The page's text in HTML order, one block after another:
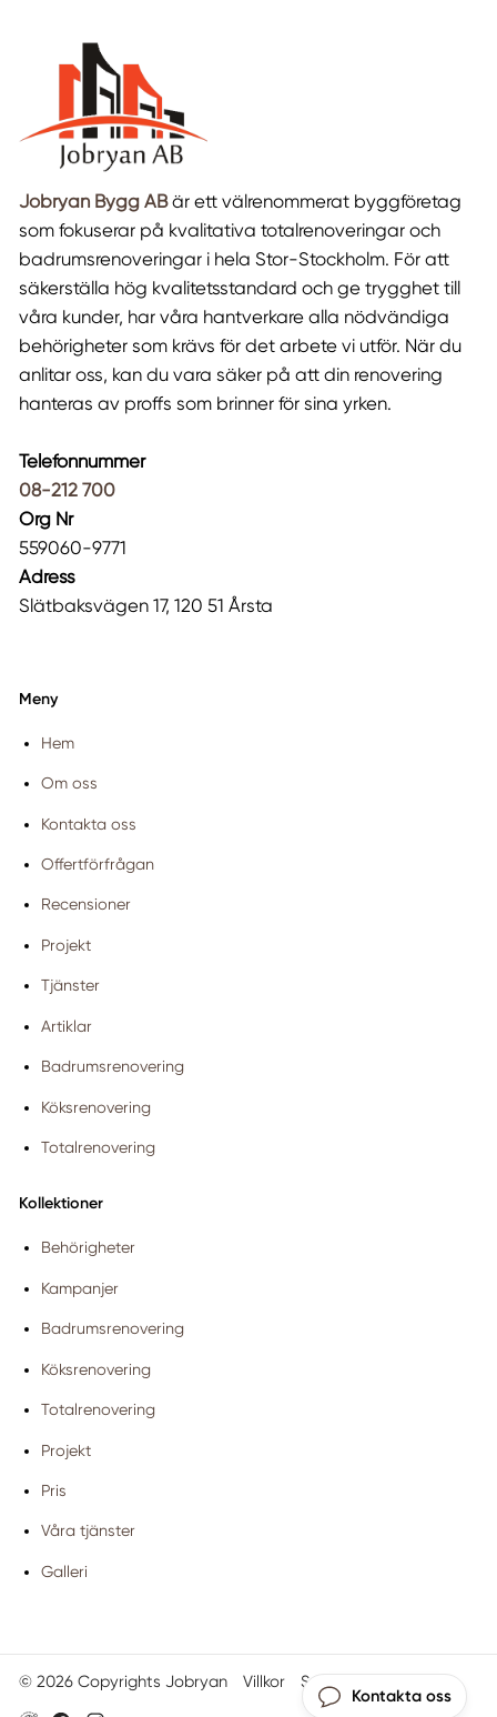
Jobryan Bygg ABär ett välrenommerat byggföretag
som fokuserar på kvalitativa totalrenoveringar och
badrumsrenoveringar i hela Stor-Stockholm. För att
säkerställa hög kvalitetsstandard och ge trygghet till
våra kunder, har våra hantverkare alla nödvändiga
behörigheter som krävs för det arbete vi utför. När du
anlitar oss, kan du vara säker på att din renovering
hanteras av proffs som brinner för sina yrken.
Telefonnummer
08-212 700
Org Nr
559060-9771
Adress
Slätbaksvägen 17, 120 51 Årsta
Meny
Hem
Om oss
Kontakta oss
Offertförfrågan
Recensioner
Projekt
Tjänster
Artiklar
Badrumsrenovering
Köksrenovering
Totalrenovering
Kollektioner
Behörigheter
Kampanjer
Badrumsrenovering
Köksrenovering
Totalrenovering
Projekt
Pris
Våra tjänster
Galleri
© 2026 Copyrights Jobryan Villkor Sajtkarta
Kontakta oss